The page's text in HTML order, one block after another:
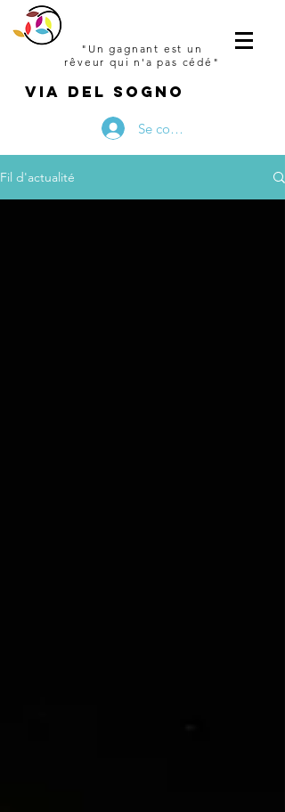
"Un gagnant est un
rêveur qui n'a pas cédé"
VIA DEL SOGNO
Se connecter
Fil d'actualité